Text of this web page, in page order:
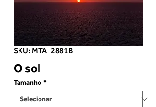
SKU: MTA_2881B
O sol
Tamanho *